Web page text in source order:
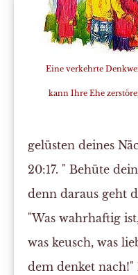
Eine verkehrte
kann Ihre Ehe
gelüsten deines
20:17. " Behüte
denn daraus geht
"Was wahrhaftig
was keusch, was
dem denket